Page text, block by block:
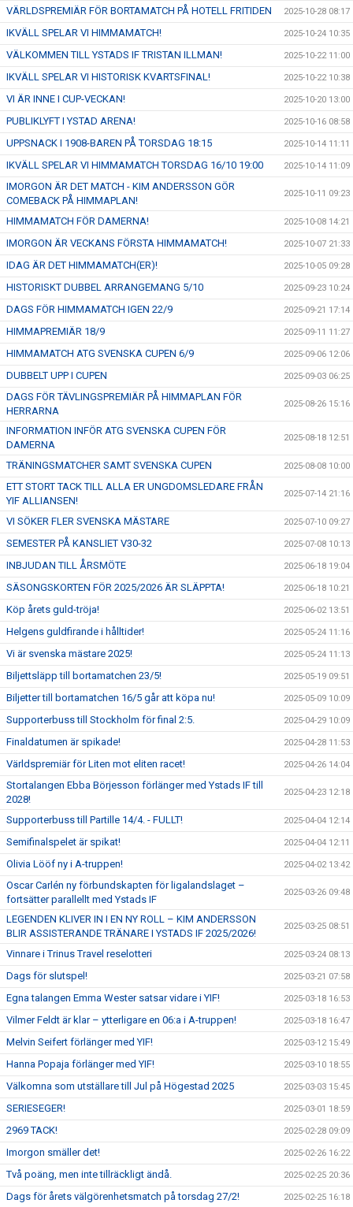
VÄRLDSPREMIÄR FÖR BORTAMATCH PÅ HOTELL FRITIDEN 2025-10-28 08:17
IKVÄLL SPELAR VI HIMMAMATCH! 2025-10-24 10:35
VÄLKOMMEN TILL YSTADS IF TRISTAN ILLMAN! 2025-10-22 11:00
IKVÄLL SPELAR VI HISTORISK KVARTSFINAL! 2025-10-22 10:38
VI ÄR INNE I CUP-VECKAN! 2025-10-20 13:00
PUBLIKLYFT I YSTAD ARENA! 2025-10-16 08:58
UPPSNACK I 1908-BAREN PÅ TORSDAG 18:15 2025-10-14 11:11
IKVÄLL SPELAR VI HIMMAMATCH TORSDAG 16/10 19:00 2025-10-14 11:09
IMORGON ÄR DET MATCH - KIM ANDERSSON GÖR
COMEBACK PÅ HIMMAPLAN!
2025-10-11 09:23
HIMMAMATCH FÖR DAMERNA! 2025-10-08 14:21
IMORGON ÄR VECKANS FÖRSTA HIMMAMATCH! 2025-10-07 21:33
IDAG ÄR DET HIMMAMATCH(ER)! 2025-10-05 09:28
HISTORISKT DUBBEL ARRANGEMANG 5/10 2025-09-23 10:24
DAGS FÖR HIMMAMATCH IGEN 22/9 2025-09-21 17:14
HIMMAPREMIÄR 18/9 2025-09-11 11:27
HIMMAMATCH ATG SVENSKA CUPEN 6/9 2025-09-06 12:06
DUBBELT UPP I CUPEN 2025-09-03 06:25
DAGS FÖR TÄVLINGSPREMIÄR PÅ HIMMAPLAN FÖR
HERRARNA
2025-08-26 15:16
INFORMATION INFÖR ATG SVENSKA CUPEN FÖR
DAMERNA
2025-08-18 12:51
TRÄNINGSMATCHER SAMT SVENSKA CUPEN 2025-08-08 10:00
ETT STORT TACK TILL ALLA ER UNGDOMSLEDARE FRÅN
YIF ALLIANSEN!
2025-07-14 21:16
VI SÖKER FLER SVENSKA MÄSTARE 2025-07-10 09:27
SEMESTER PÅ KANSLIET V30-32 2025-07-08 10:13
INBJUDAN TILL ÅRSMÖTE 2025-06-18 19:04
SÄSONGSKORTEN FÖR 2025/2026 ÄR SLÄPPTA! 2025-06-18 10:21
Köp årets guld-tröja! 2025-06-02 13:51
Helgens guldfirande i hålltider! 2025-05-24 11:16
Vi är svenska mästare 2025! 2025-05-24 11:13
Biljettsläpp till bortamatchen 23/5! 2025-05-19 09:51
Biljetter till bortamatchen 16/5 går att köpa nu! 2025-05-09 10:09
Supporterbuss till Stockholm för final 2:5. 2025-04-29 10:09
Finaldatumen är spikade! 2025-04-28 11:53
Världspremiär för Liten mot eliten racet! 2025-04-26 14:04
Stortalangen Ebba Börjesson förlänger med Ystads IF till
2028!
2025-04-23 12:18
Supporterbuss till Partille 14/4. - FULLT! 2025-04-04 12:14
Semifinalspelet är spikat! 2025-04-04 12:11
Olivia Lööf ny i A-truppen! 2025-04-02 13:42
Oscar Carlén ny förbundskapten för ligalandslaget –
fortsätter parallellt med Ystads IF
2025-03-26 09:48
LEGENDEN KLIVER IN I EN NY ROLL – KIM ANDERSSON
BLIR ASSISTERANDE TRÄNARE I YSTADS IF 2025/2026!
2025-03-25 08:51
Vinnare i Trinus Travel reselotteri 2025-03-24 08:13
Dags för slutspel! 2025-03-21 07:58
Egna talangen Emma Wester satsar vidare i YIF! 2025-03-18 16:53
Vilmer Feldt är klar – ytterligare en 06:a i A-truppen! 2025-03-18 16:47
Melvin Seifert förlänger med YIF! 2025-03-12 15:49
Hanna Popaja förlänger med YIF! 2025-03-10 18:55
Välkomna som utställare till Jul på Högestad 2025 2025-03-03 15:45
SERIESEGER! 2025-03-01 18:59
2969 TACK! 2025-02-28 09:09
Imorgon smäller det! 2025-02-26 16:22
Två poäng, men inte tillräckligt ändå. 2025-02-25 20:36
Dags för årets välgörenhetsmatch på torsdag 27/2! 2025-02-25 16:18